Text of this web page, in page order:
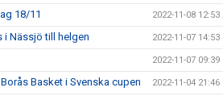
18/11 2022-11-08 12:53
i Nässjö till helgen 2022-11-07 14:53
2022-11-07 09:39
Basket i Svenska cupen 2022-11-04 21:46